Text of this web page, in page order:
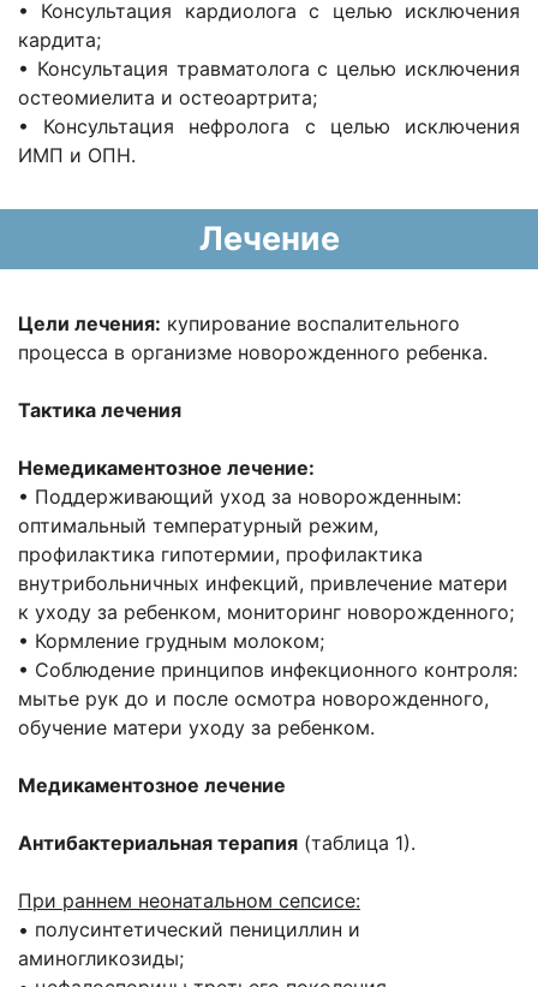
• Консультация кардиолога с целью исключения
кардита;
• Консультация травматолога с целью исключения
остеомиелита и остеоартрита;
• Консультация нефролога с целью исключения
ИМП и ОПН.
Лечение
Цели лечения: купирование воспалительного
процесса в организме новорожденного ребенка.
Тактика лечения
Немедикаментозное лечение:
• Поддерживающий уход за новорожденным:
оптимальный температурный режим,
профилактика гипотермии, профилактика
внутрибольничных инфекций, привлечение матери
к уходу за ребенком, мониторинг новорожденного;
• Кормление грудным молоком;
• Соблюдение принципов инфекционного контроля:
мытье рук до и после осмотра новорожденного,
обучение матери уходу за ребенком.
Медикаментозное лечение
Антибактериальная терапия (таблица 1).
При раннем неонатальном сепсисе:
• полусинтетический пенициллин и
аминогликозиды;